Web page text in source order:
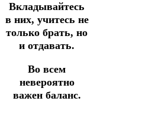
Вкладывайтесь
в них, учитесь не
только брать, но
и отдавать.
Во всем
невероятно
важен баланс.